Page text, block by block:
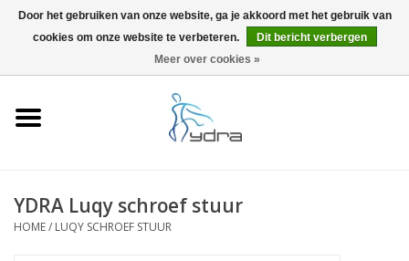
0 Artikelen - €0,00
YDRA Luqy schroef stuur
HOME/ LUQY SCHROEF STUUR
Door het gebruiken van onze website, ga je akkoord met het gebruik van
cookies om onze website te verbeteren.
Dit bericht verbergen
Meer over cookies »